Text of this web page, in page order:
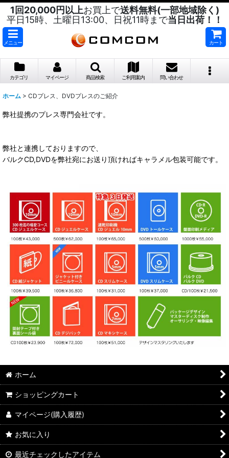
1回20,000円以上お買上で送料無料(一部地域除く)
平日15時、土曜日13:00、日祝11時まで当日出荷！！
メニュー カート
カテゴリ マイページ 商品検索 ご利用案内 問い合わせ
ホーム > CDプレス、DVDプレスのご紹介
弊社提携のプレス専門会社です。
弊社と連携しておりますので、
バルクCD,DVDを弊社宛にお送り頂ければキャラメル包装可能です。
ホーム
ショッピングカート
マイページ(購入履歴)
お気に入り
最近チェックしたアイテム